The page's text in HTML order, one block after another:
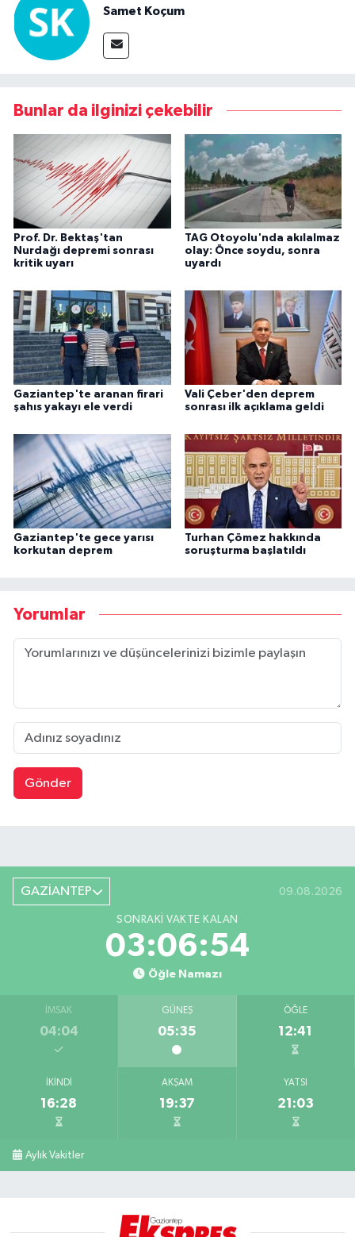
Samet Koçum
Bunlar da ilginizi çekebilir
Prof. Dr. Bektaş'tan
Nurdağı depremi sonrası
kritik uyarı
TAG Otoyolu'nda akılalmaz
olay: Önce soydu, sonra
uyardı
Gaziantep'te aranan firari
şahıs yakayı ele verdi
Vali Çeber'den deprem
sonrası ilk açıklama geldi
Gaziantep'te gece yarısı
korkutan deprem
Turhan Çömez hakkında
soruşturma başlatıldı
Yorumlar
Gönder
GAZİANTEP 09.08.2026
SONRAKI VAKTE KALAN
03:06:53
Öğle Namazı
İMSAK
04:04
GÜNEŞ
05:35
ÖĞLE
12:41
İKINDI
16:28
AKŞAM
19:37
YATSI
21:03
Aylık Vakitler